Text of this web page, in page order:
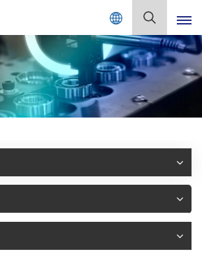
English
Français
Deutsch
Русский
Español
Português